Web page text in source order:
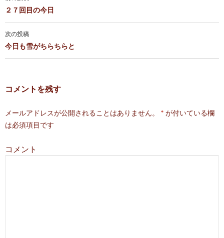
投
稿
ナ
ゲ
シ
ン
２７回目の今日
次の投稿
今日も雪がちらちらと
コメントを残す
メールアドレスが公開されることはありません。 * が付いている欄
は必須項目です
コメント